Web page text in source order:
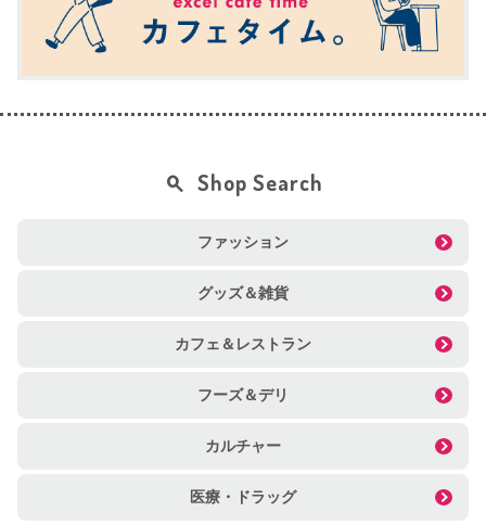
Shop Search
ファッション
グッズ＆雑貨
カフェ＆レストラン
フーズ＆デリ
カルチャー
医療・ドラッグ